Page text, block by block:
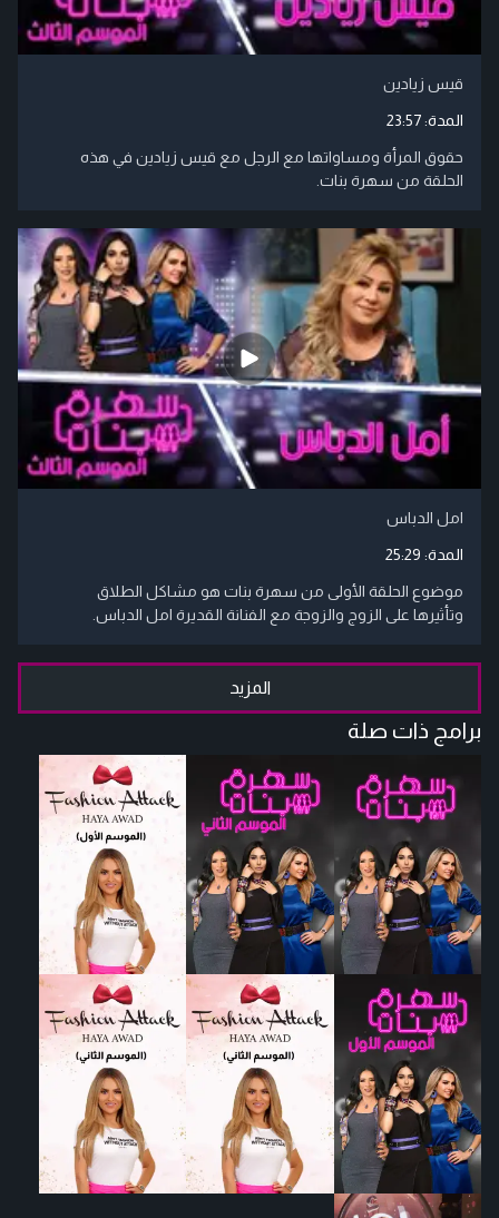
قيس زيادين
المدة:23:57
حقوق المرأة ومساواتها مع الرجل مع قيس زيادين في هذه
الحلقة من سهرة بنات.
امل الدباس
المدة: 25:29
موضوع الحلقة الأولى من سهرة بنات هو مشاكل الطلاق
وتأثيرها على الزوج والزوجة مع الفنانة القديرة امل الدباس.
المزيد
برامج ذات صلة